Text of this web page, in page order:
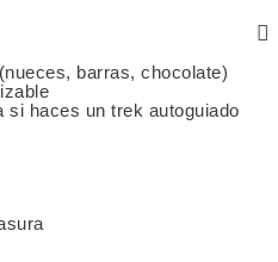
barras, chocolate)
si haces un trek autoguiado